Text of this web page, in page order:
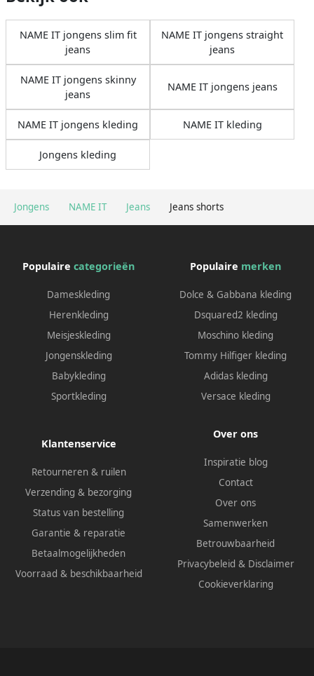
Jongens NAME IT Jeans Jeans shorts
NAME IT jongens slim fit
jeans
NAME IT jongens straight
jeans
NAME IT jongens skinny
jeans
NAME IT jongens jeans
NAME IT jongens kleding NAME IT kleding
Jongens kleding
Populaire categorieën
Dameskleding
Herenkleding
Meisjeskleding
Jongenskleding
Babykleding
Sportkleding
Populaire merken
Dolce & Gabbana kleding
Dsquared2 kleding
Moschino kleding
Tommy Hilfiger kleding
Adidas kleding
Versace kleding
Klantenservice
Retourneren & ruilen
Verzending & bezorging
Status van bestelling
Garantie & reparatie
Betaalmogelijkheden
Voorraad & beschikbaarheid
Over ons
Inspiratie blog
Contact
Over ons
Samenwerken
Betrouwbaarheid
Privacybeleid & Disclaimer
Cookieverklaring